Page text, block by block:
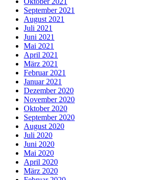
September 2021
August 2021
Juli 2021
Juni 2021
Mai 2021
April 2021
März 2021
Februar 2021
Januar 2021
Dezember 2020
November 2020
Oktober 2020
September 2020
August 2020
Juli 2020
Juni 2020
Mai 2020
April 2020
März 2020